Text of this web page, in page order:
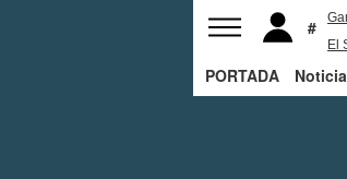
El
PORTADA